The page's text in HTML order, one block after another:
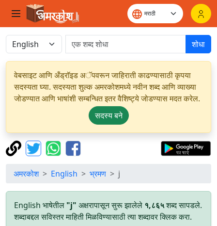
शोधा
वेबसाइट आणि अँड्रॉइड अॅपवरून जाहिराती काढण्यासाठी कृपया
सदस्यता घ्या. सदस्यता शुल्क अमरकोशमध्ये नवीन शब्द आणि व्याख्या
जोडण्यात आणि भाषांशी सम्बन्धित इतर वैशिष्ट्ये जोडण्यास मदत करेल.
सदस्य बने
अमरकोश English भ्रमण j
English भाषेतील "j" अक्षरापासून सुरू झालेले १,८६५शब्द सापडले.
शब्दाबद्दल सविस्तर माहिती मिळविण्यासाठी त्या शब्दावर क्लिक करा.